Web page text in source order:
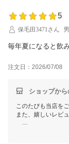
5
保毛田3471さん
毎年夏になると飲
注文日：2026/07/08
ショップから
このたびも当店を
また、嬉しいレビ
毎年夏に当店をお